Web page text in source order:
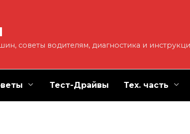
советы водителям, диагностика и
Тест-Драйвы Тех. часть